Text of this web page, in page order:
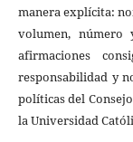
manera explícita:
volumen, número
afirmaciones
responsabilidad y
políticas del
la Universidad